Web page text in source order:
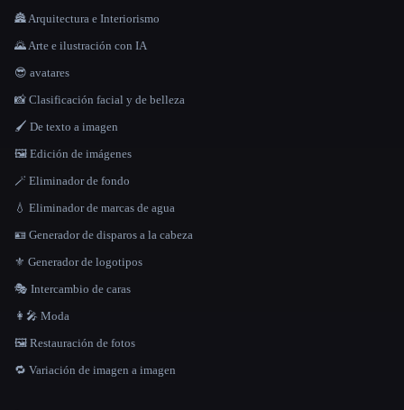
🏯 Arquitectura e Interiorismo
🌄 Arte e ilustración con IA
😎 avatares
📸 Clasificación facial y de belleza
🖌️ De texto a imagen
🖼️ Edición de imágenes
🪄 Eliminador de fondo
💧 Eliminador de marcas de agua
🪪 Generador de disparos a la cabeza
⚜️ Generador de logotipos
🎭 Intercambio de caras
👩‍🎤 Moda
🖼️ Restauración de fotos
🔁 Variación de imagen a imagen